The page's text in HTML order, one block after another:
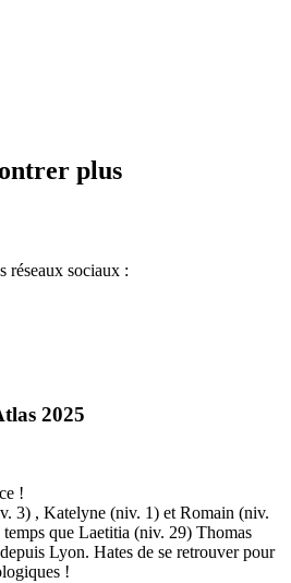
plus
réseaux sociaux :
2025
!
3) , Katelyne (niv. 1) et Romain (niv.
que Laetitia (niv. 29) Thomas
Lyon. Hates de se retrouver pour
!